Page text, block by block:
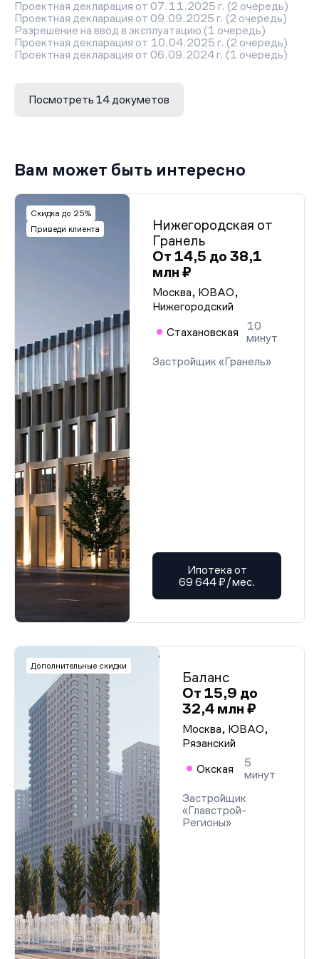
Проектная декларация от 07.11.2025 г. (2 очередь)
Проектная декларация от 09.09.2025 г. (2 очередь)
Разрешение на ввод в эксплуатацию (1 очередь)
Проектная декларация от 10.04.2025 г. (2 очередь)
Проектная декларация от 06.09.2024 г. (1 очередь)
Проектная декларация от 10.02.2023 г.
Проектная декларация от 09.08.2022 г.
Посмотреть 14 докуметов
Вам может быть интересно
Скидка до 25%
Приведи клиента
Нижегородская от
Гранель
От 14,5 до 38,1
млн ₽
Москва, ЮВАО,
Нижегородский
Стахановская
10
минут
Застройщик «Гранель»
Ипотека от
69 644 ₽/мес.
Дополнительные скидки
Баланс
От 15,9 до
32,4 млн ₽
Москва, ЮВАО,
Рязанский
Окская
5
минут
Застройщик
«Главстрой-
Регионы»